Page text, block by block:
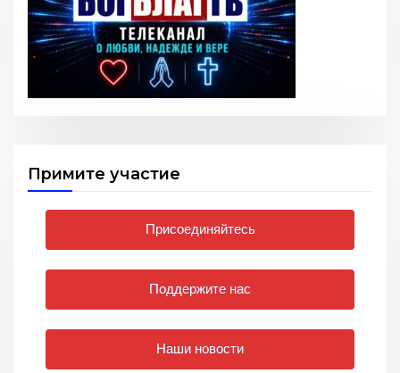
Примите участие
Присоединяйтесь
Поддержите нас
Наши новости